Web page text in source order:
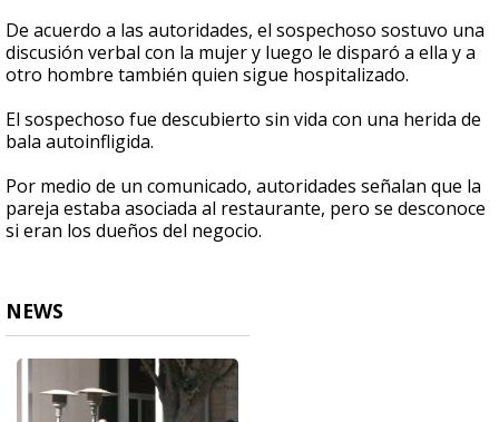
De acuerdo a las autoridades, el sospechoso sostuvo una
discusión verbal con la mujer y luego le disparó a ella y a
otro hombre también quien sigue hospitalizado.
El sospechoso fue descubierto sin vida con una herida de
bala autoinfligida.
Por medio de un comunicado, autoridades señalan que la
pareja estaba asociada al restaurante, pero se desconoce
si eran los dueños del negocio.
NEWS